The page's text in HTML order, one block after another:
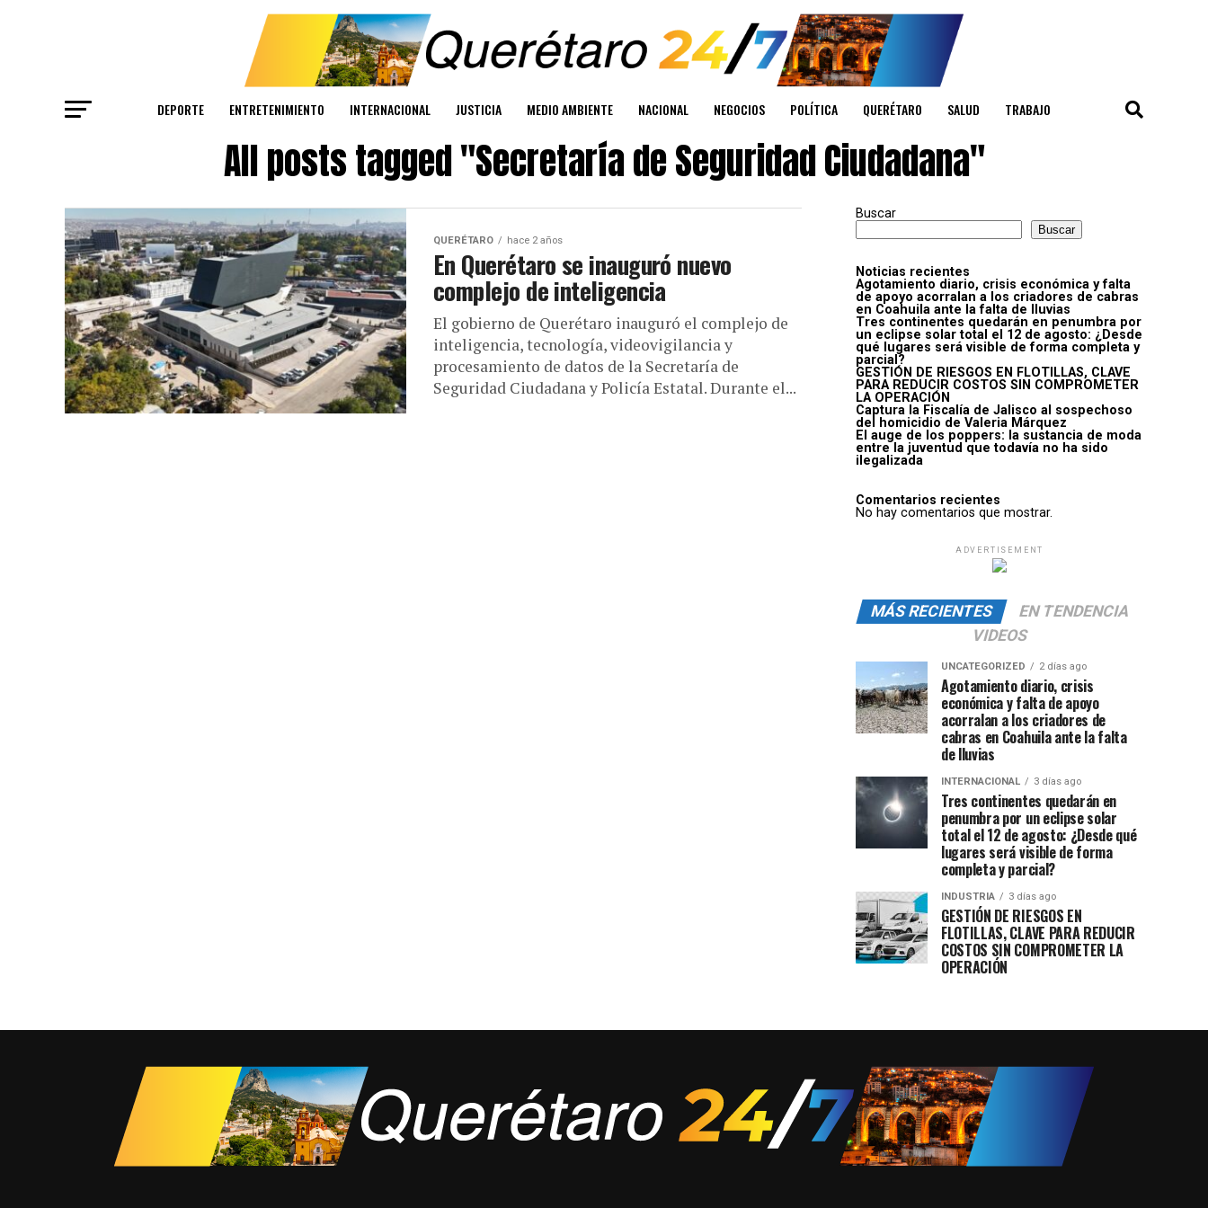
DEPORTE ENTRETENIMIENTO INTERNACIONAL JUSTICIA MEDIO AMBIENTE NACIONAL NEGOCIOS POLÍTICA QUERÉTARO SALUD TRABAJO
All posts tagged "Secretaría de Seguridad Ciudadana"
QUERÉTARO hace 2 años
En Querétaro se inauguró nuevo
complejo de inteligencia
El gobierno de Querétaro inauguró el complejo de
inteligencia, tecnología, videovigilancia y
procesamiento de datos de la Secretaría de
Seguridad Ciudadana y Policía Estatal. Durante el...
Buscar
Buscar
Noticias recientes
Agotamiento diario, crisis económica y falta
de apoyo acorralan a los criadores de cabras
en Coahuila ante la falta de lluvias
Tres continentes quedarán en penumbra por
un eclipse solar total el 12 de agosto: ¿Desde
qué lugares será visible de forma completa y
parcial?
GESTIÓN DE RIESGOS EN FLOTILLAS, CLAVE
PARA REDUCIR COSTOS SIN COMPROMETER
LA OPERACIÓN
Captura la Fiscalía de Jalisco al sospechoso
del homicidio de Valeria Márquez
El auge de los poppers: la sustancia de moda
entre la juventud que todavía no ha sido
ilegalizada
Comentarios recientes
No hay comentarios que mostrar.
ADVERTISEMENT
MÁS RECIENTES
EN TENDENCIA
VIDEOS
UNCATEGORIZED 2 días ago
Agotamiento diario, crisis
económica y falta de apoyo
acorralan a los criadores de
cabras en Coahuila ante la falta
de lluvias
INTERNACIONAL 3 días ago
Tres continentes quedarán en
penumbra por un eclipse solar
total el 12 de agosto: ¿Desde qué
lugares será visible de forma
completa y parcial?
INDUSTRIA 3 días ago
GESTIÓN DE RIESGOS EN
FLOTILLAS, CLAVE PARA REDUCIR
COSTOS SIN COMPROMETER LA
OPERACIÓN